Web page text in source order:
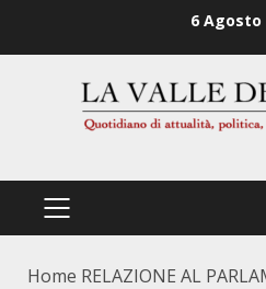
6 Agosto
PRIMÄRES
Home RELAZIONE AL